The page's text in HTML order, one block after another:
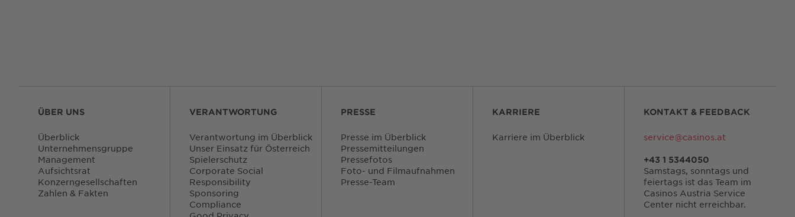
ÜBER UNS
Überblick
Unternehmensgruppe
Management
Aufsichtsrat
Konzerngesellschaften
Zahlen & Fakten
VERANTWORTUNG
Verantwortung im Überblick
Unser Einsatz für Österreich
Spielerschutz
Corporate Social
Responsibility
Sponsoring
Compliance
PRESSE
Presse im Überblick
Pressemitteilungen
Pressefotos
Foto- und Filmaufnahmen
Presse-Team
KARRIERE
Karriere im Überblick
KONTAKT & FEEDBACK
service@casinos.at
+43 1 5344050
Samstags, sonntags und
feiertags ist das Team im
Casinos Austria Service
Center nicht erreichbar.